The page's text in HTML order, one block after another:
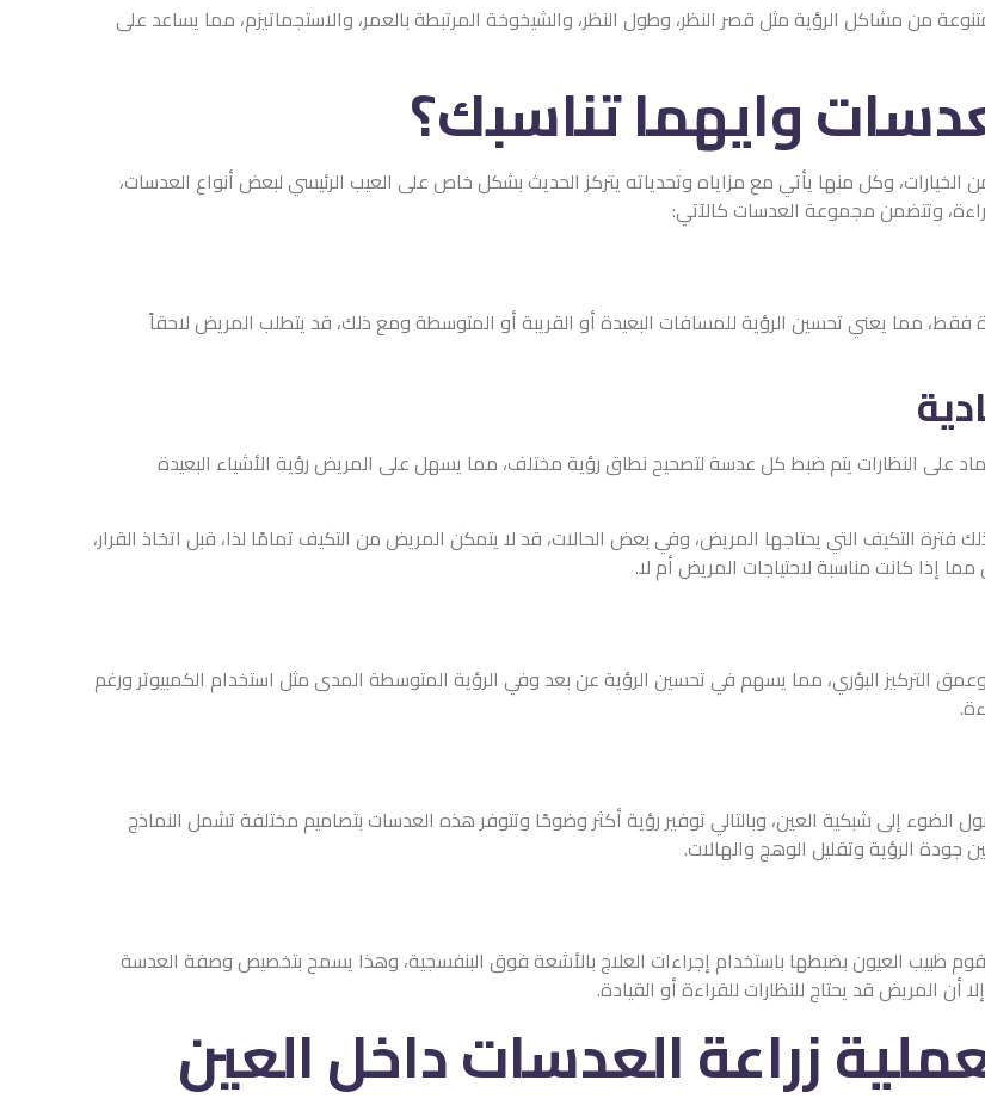
النظر، وطول النظر، والشيخوخة المرتبطة بالعمر، والاستجماتيزم، مما يساعد على
تناسبك؟
مع مزاياه وتحدياته يتركز الحديث بشكل خاص على العيب الرئيسي لبعض أنواع العدسات،
كالآتي:
للمسافات البعيدة أو القريبة أو المتوسطة ومع ذلك، قد يتطلب المريض لاحقاً
كل عدسة لتصحيح نطاق رؤية مختلف، مما يسهل على المريض رؤية الأشياء البعيدة
المريض، وفي بعض الحالات، قد لا يتمكن المريض من التكيف تمامًا لذا، قبل اتخاذ القرار،
المريض أم لا.
في تحسين الرؤية عن بعد وفي الرؤية المتوسطة المدى مثل استخدام الكمبيوتر ورغم
توفير رؤية أكثر وضوحًا وتتوفر هذه العدسات بتصاميم مختلفة تشمل النماذج
والهالات.
باستخدام إجراءات العلاج بالأشعة فوق البنفسجية، وهذا يسمح بتخصيص وصفة العدسة
للقراءة أو القيادة.
العدسات داخل العين